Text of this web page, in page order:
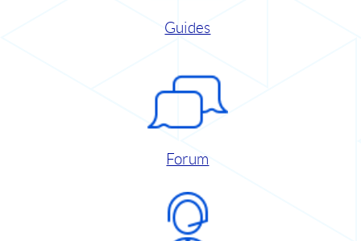
Guides
Forum